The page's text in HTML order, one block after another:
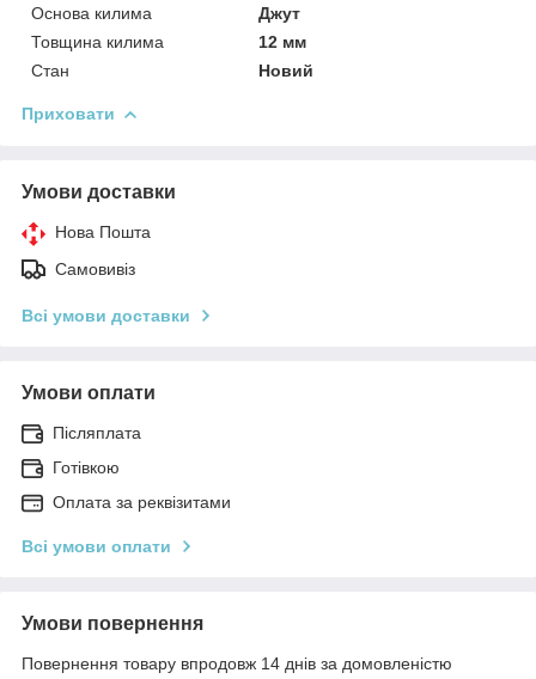
Основа килима
Джут
Товщина килима
12 мм
Стан
Новий
Приховати
Умови доставки
Нова Пошта
Самовивіз
Всі умови доставки
Умови оплати
Післяплата
Готівкою
Оплата за реквізитами
Всі умови оплати
Умови повернення
Повернення товару впродовж 14 днів за домовленістю